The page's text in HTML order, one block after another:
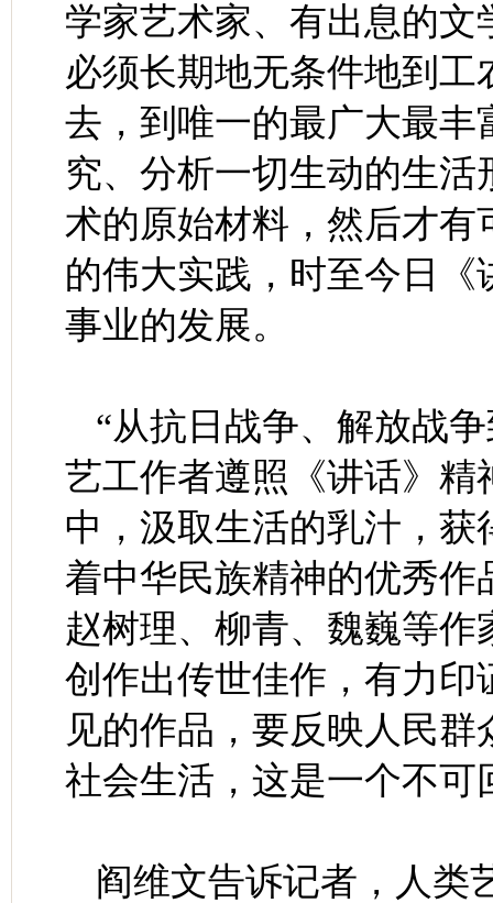
学家艺术家、有出息的
必须长期地无条件地到
去，到唯一的最广大最
究、分析一切生动的生
术的原始材料，然后才有
的伟大实践，时至今日
事业的发展。
“从抗日战争、解放战
艺工作者遵照《讲话》
中，汲取生活的乳汁，
着中华民族精神的优秀作
赵树理、柳青、魏巍等
创作出传世佳作，有力
见的作品，要反映人民
社会生活，这是一个不可
阎维文告诉记者，人类